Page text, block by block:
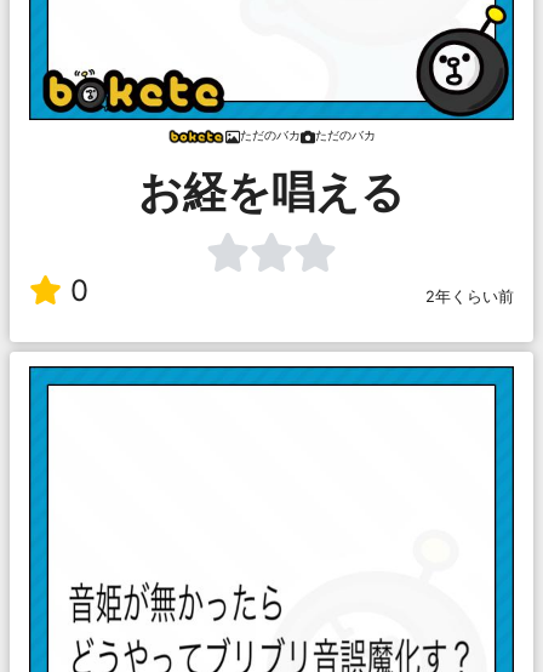
ただのバカ ただのバカ
お経を唱える
0 2年くらい前